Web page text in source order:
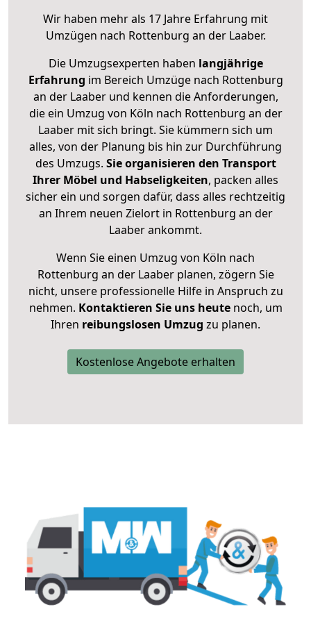
Wir haben mehr als 17 Jahre Erfahrung mit
Umzügen nach Rottenburg an der Laaber.
Die Umzugsexperten haben langjährige
Erfahrung im Bereich Umzüge nach Rottenburg
an der Laaber und kennen die Anforderungen,
die ein Umzug von Köln nach Rottenburg an der
Laaber mit sich bringt. Sie kümmern sich um
alles, von der Planung bis hin zur Durchführung
des Umzugs. Sie organisieren den Transport
Ihrer Möbel und Habseligkeiten, packen alles
sicher ein und sorgen dafür, dass alles rechtzeitig
an Ihrem neuen Zielort in Rottenburg an der
Laaber ankommt.
Wenn Sie einen Umzug von Köln nach
Rottenburg an der Laaber planen, zögern Sie
nicht, unsere professionelle Hilfe in Anspruch zu
nehmen. Kontaktieren Sie uns heutenoch, um
Ihren reibungslosen Umzug zu planen.
Kostenlose Angebote erhalten